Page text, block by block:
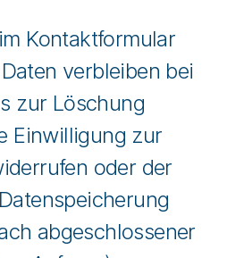
Kontaktformular
verbleiben bei
zur Löschung
Einwilligung zur
oder der
abgeschlossener